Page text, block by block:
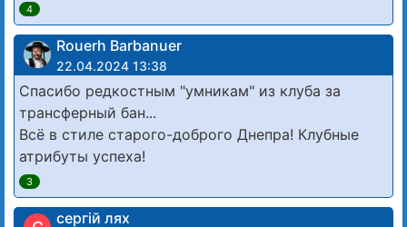
4
Rouerh Barbanuer
22.04.2024 13:38
Спасибо редкостным "умникам" из клуба за
трансферный бан...
Всё в стиле старого-доброго Днепра! Клубные
атрибуты успеха!
3
сергій лях